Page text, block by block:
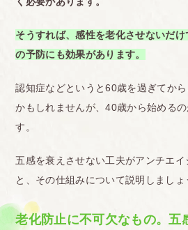
そうすれば、感性を老化させないだ
の予防にも効果があります。
認知症などというと60歳を過ぎてか
かもしれませんが、40歳から始める
す。
五感を衰えさせない工夫がアンチエ
と、その仕組みについて説明しましょ
老化防止に不可欠なもの。五